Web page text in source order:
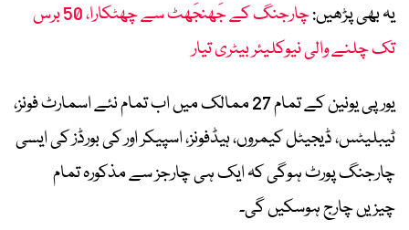
یہ بھی پڑھیں:
چارجنگ کے جَھنجَھٹ سے چھٹکارا، 50 برس
تک چلنے والی نیوکلیئر بیٹری تیار
یورپی یونین کے تمام 27 ممالک میں اب تمام نئے اسمارٹ فونز،
ٹیبلیٹس، ڈیجیٹل کیمروں، ہیڈفونز، اسپیکر اور کی بورڈز کی ایسی
چارجنگ پورٹ ہوگی کہ ایک ہی چارجز سے مذکورہ تمام
چیزیں چارج ہوسکیں گی۔